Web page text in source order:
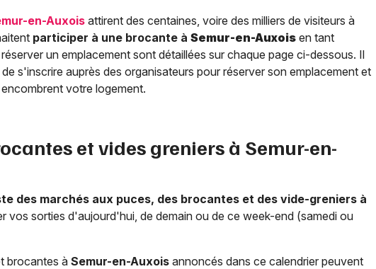
en-Auxoisattirent des centaines, voire des milliers de visiteurs à
participer à une brocante à Semur-en-Auxois en tant
un emplacement sont détaillées sur chaque page ci-dessous. Il
s'inscrire auprès des organisateurs pour réserver son emplacement et
votre logement.
et vides greniers à Semur-en-
des marchés aux puces, des brocantes et des vide-greniers à
vos sorties d'aujourd'hui, de demain ou de ce week-end (samedi ou
brocantes à Semur-en-Auxois annoncés dans ce calendrier peuvent